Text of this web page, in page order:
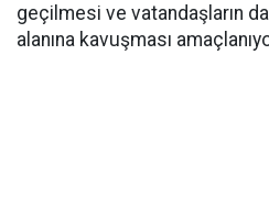
geçilmesi ve vatandaşların
alanına kavuşması